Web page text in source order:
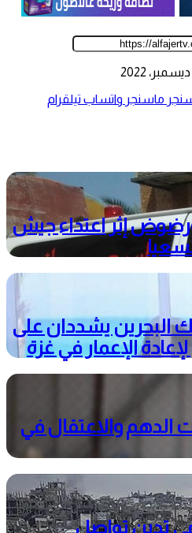
ماسنجر واتساب تيلقرام
إثر اعتداء جيش
البحرين يشددان على
الإعمار في غزة
الدهم والاعتقال في
تدين تواصل